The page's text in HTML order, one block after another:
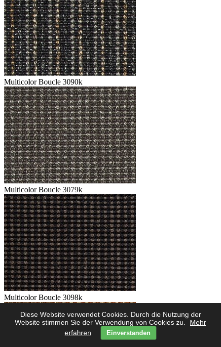
Diese Website verwendet Cookies. Durch die Nutzung der
Website stimmen Sie der Verwendung von Cookies zu.
Mehr
erfahren
Einverstanden
Multicolor Boucle 3090k
Multicolor Boucle 3079k
Multicolor Boucle 3098k